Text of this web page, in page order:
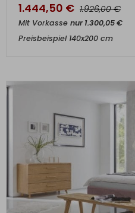
1.444,50 € 1.926,00€
Mit Vorkasse nur1.300,05€
Preisbeispiel 140x200 cm